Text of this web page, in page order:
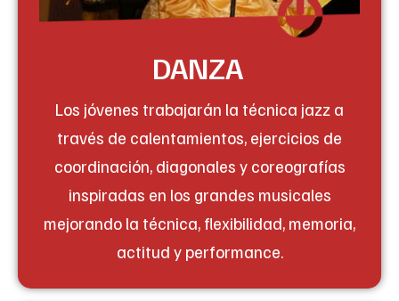
DANZA
Los jóvenes trabajarán la técnica jazz a
través de calentamientos, ejercicios de
coordinación, diagonales y coreografías
inspiradas en los grandes musicales
mejorando la técnica, flexibilidad, memoria,
actitud y performance.